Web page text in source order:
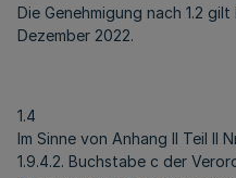
Die Genehmigung nach 1.2
Dezember 2022.
1.4
Im Sinne von Anhang II Teil II
1.9.4.2. Buchstabe c der